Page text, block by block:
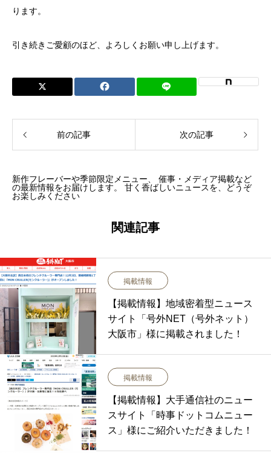
ります。
引き続きご愛顧のほど、よろしくお願い申し上げます。
前の記事 次の記事
新作フレーバーや季節限定メニュー、 催事・メディア掲載など
の最新情報をお届けします。 甘く香ばしいニュースを、どうぞ
お楽しみください
関連記事
掲載情報
【掲載情報】地域密着型ニュース
サイト「号外NET（号外ネット）
大阪市」様に掲載されました！
掲載情報
【掲載情報】大手通信社のニュー
スサイト「時事ドットコムニュー
ス」様にご紹介いただきました！